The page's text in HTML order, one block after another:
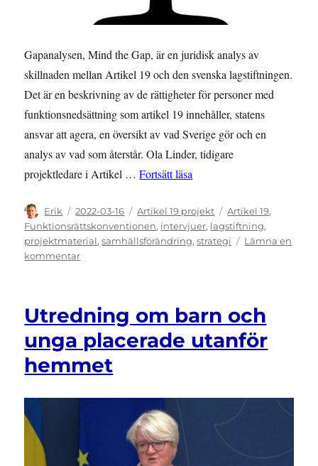
Gapanalysen, Mind the Gap, är en juridisk analys av
skillnaden mellan Artikel 19 och den svenska lagstiftningen.
Det är en beskrivning av de rättigheter för personer med
funktionsnedsättning som artikel 19 innehåller, statens
ansvar att agera, en översikt av vad Sverige gör och en
analys av vad som återstår. Ola Linder, tidigare
projektledare i Artikel …Fortsätt läsa
Författare
Erik
Publicerat
den
2022-03-16 Kategorier
Artikel 19 projekt Etiketter
Artikel 19,
Funktionsrättskonventionen, intervjuer, lagstiftning,
projektmaterial,samhällsförändring,strategi
Lämna en
kommentartill
strategi
Utredning om barn och
unga placerade utanför
hemmet